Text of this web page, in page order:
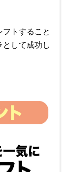
トすること
して成功し